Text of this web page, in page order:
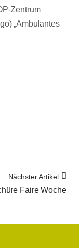
Zentrum
„Ambulantes
Nächster Artikel
Faire Woche